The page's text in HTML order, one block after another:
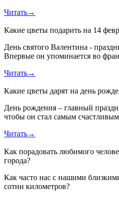
Читать→
Какие цветы подарить на 14
День святого Валентина -
Впервые он упоминается во
Читать→
Какие цветы дарят на день
День рождения – главный
чтобы он стал самым
Читать→
Как порадовать любимого
города?
Как часто нас с нашими
сотни километров?